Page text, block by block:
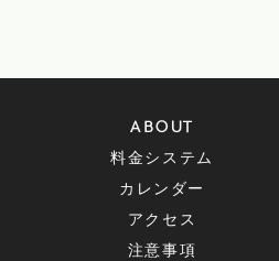
ABOUT
料金システム
カレンダー
アクセス
注意事項